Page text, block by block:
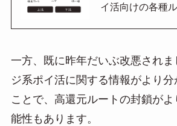
イ活向けの各種
一方、既に昨年だいぶ改悪され
ジ系ポイ活に関する情報がより
ことで、高還元ルートの封鎖が
能性もあります。